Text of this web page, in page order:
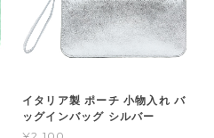
イタリア製 ポーチ 小物入れ バ
ッグインバッグ シルバー